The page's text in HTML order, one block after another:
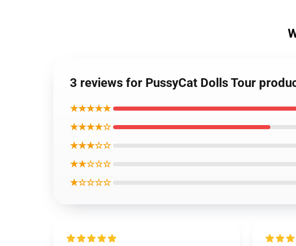
3 reviews for PussyCat Dolls Tour
★★★★★
★★★★☆
★★★☆☆
★★☆☆☆
★☆☆☆☆